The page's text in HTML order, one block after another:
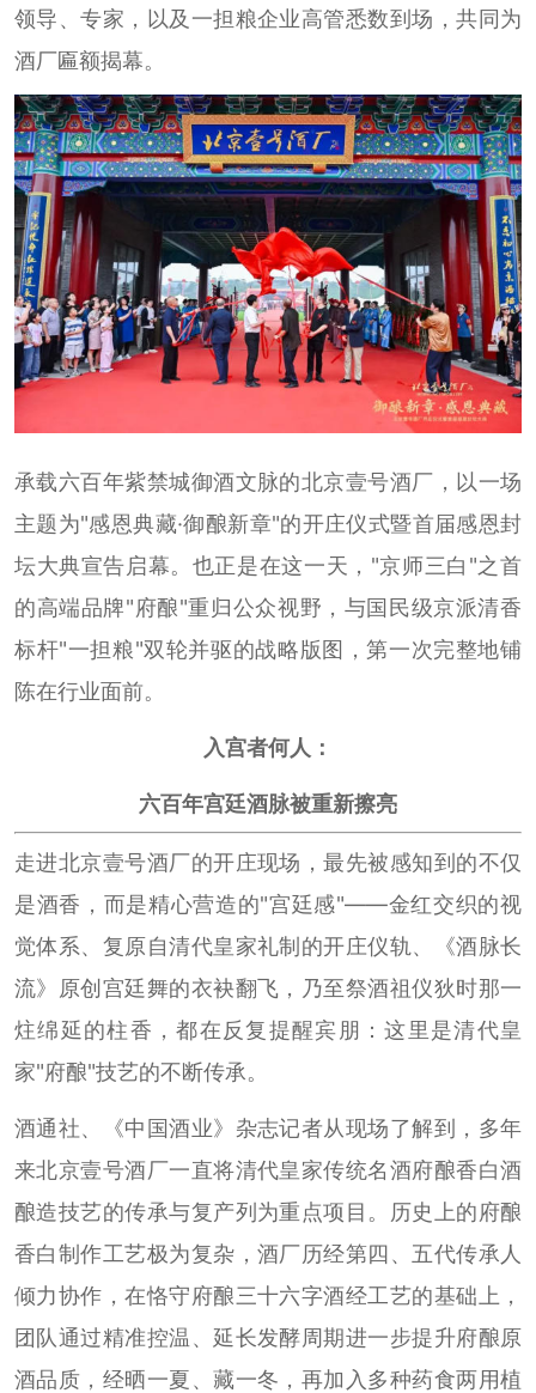
领导、专家，以及一担粮企业高管悉数到场，共同为
酒厂匾额揭幕。
承载六百年紫禁城御酒文脉的北京壹号酒厂，以一场
主题为"感恩典藏·御酿新章"的开庄仪式暨首届感恩封
坛大典宣告启幕。也正是在这一天，"京师三白"之首
的高端品牌"府酿"重归公众视野，与国民级京派清香
标杆"一担粮"双轮并驱的战略版图，第一次完整地铺
陈在行业面前。
入宫者何人：
六百年宫廷酒脉被重新擦亮
走进北京壹号酒厂的开庄现场，最先被感知到的不仅
是酒香，而是精心营造的"宫廷感"——金红交织的视
觉体系、复原自清代皇家礼制的开庄仪轨、《酒脉长
流》原创宫廷舞的衣袂翻飞，乃至祭酒祖仪狄时那一
炷绵延的柱香，都在反复提醒宾朋：这里是清代皇
家"府酿"技艺的不断传承。
酒通社、《中国酒业》杂志记者从现场了解到，多年
来北京壹号酒厂一直将清代皇家传统名酒府酿香白酒
酿造技艺的传承与复产列为重点项目。历史上的府酿
香白制作工艺极为复杂，酒厂历经第四、五代传承人
倾力协作，在恪守府酿三十六字酒经工艺的基础上，
团队通过精准控温、延长发酵周期进一步提升府酿原
酒品质，经晒一夏、藏一冬，再加入多种药食两用植